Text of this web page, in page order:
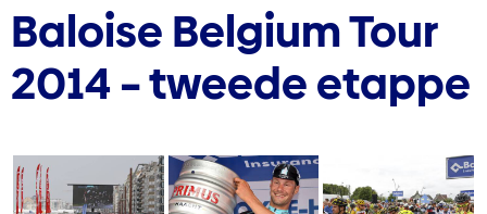
Baloise Belgium Tour
2014 – tweede etappe